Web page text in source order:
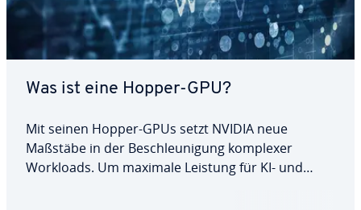
Was ist eine Hopper-GPU?
Mit seinen Hopper-GPUs setzt NVIDIA neue
Maßstäbe in der Be­schleu­ni­gung komplexer
Workloads. Um maximale Leistung für KI- und